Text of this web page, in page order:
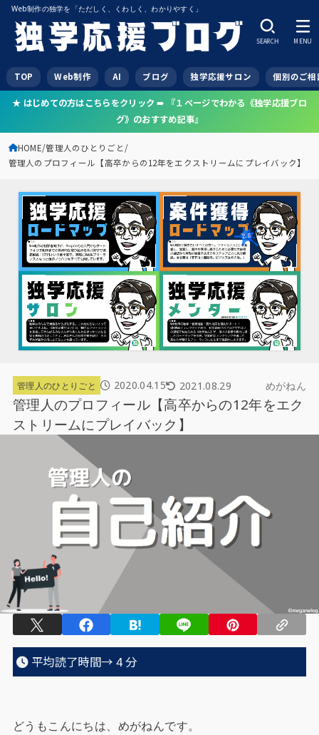
Web制作の独学を「ただしく、くわしく、わかりやすく」
TOP Web制作 AI ブログ 独学応援サロン 個別のご相
SEARCH MENU
★ はじめての方はこちらをクリック ➠ 『１ページでわかる《独学応援ブロ
グ》のおすすめ記事』
HOME 管理人のひとりごと
管理人のプロフィール【高卒からの12年をエクストリームにプレイバック】
管理人のひとりごと 2020.04.15 2021.08.29 めがねん
管理人のプロフィール【高卒からの12年をエク
ストリームにプレイバック】
平均読了時間→ 4分
どうもこんにちは、めがねんです。